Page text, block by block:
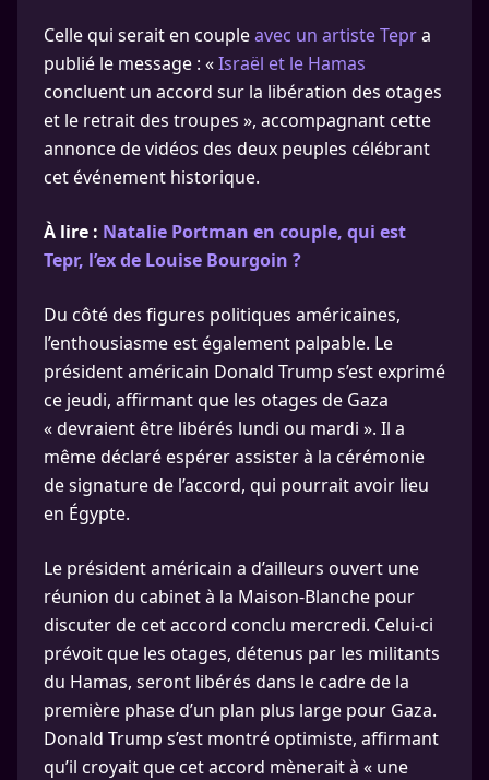
Celle qui serait en coupleavec un artiste Tepra
publié le message : «Israël et le Hamas
concluent un accord sur la libération des otages
et le retrait des troupes », accompagnant cette
annonce de vidéos des deux peuples célébrant
cet événement historique.
À lire : Natalie Portman en couple, qui est
Tepr, l’ex de Louise Bourgoin ?
Du côté des figures politiques américaines,
l’enthousiasme est également palpable. Le
président américain Donald Trump s’est exprimé
ce jeudi, affirmant que les otages de Gaza
« devraient être libérés lundi ou mardi ». Il a
même déclaré espérer assister à la cérémonie
de signature de l’accord, qui pourrait avoir lieu
en Égypte.
Le président américain a d’ailleurs ouvert une
réunion du cabinet à la Maison-Blanche pour
discuter de cet accord conclu mercredi. Celui-ci
prévoit que les otages, détenus par les militants
du Hamas, seront libérés dans le cadre de la
première phase d’un plan plus large pour Gaza.
Donald Trump s’est montré optimiste, affirmant
qu’il croyait que cet accord mènerait à « une